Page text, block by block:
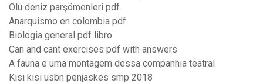
Ölü deniz parşömenleri pdf
Anarquismo en colombia pdf
Biologia general pdf libro
Can and cant exercises pdf with answers
A fauna e uma montagem dessa companhia teatral
Kisi kisi usbn penjaskes smp 2018